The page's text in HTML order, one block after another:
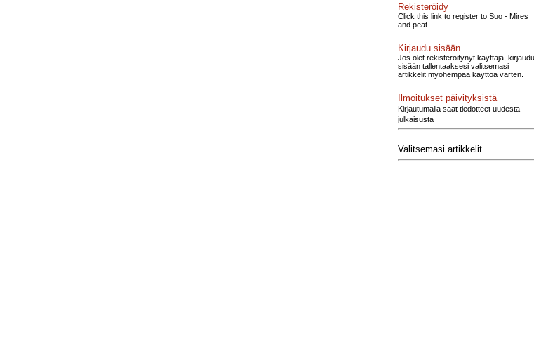
Rekisteröidy
Click this link to register to Suo - Mires
and peat.
Kirjaudu sisään
Jos olet rekisteröitynyt käyttäjä, kirjaudu
sisään tallentaaksesi valitsemasi
artikkelit myöhempää käyttöä varten.
Ilmoitukset päivityksistä
Kirjautumalla saat tiedotteet uudesta
julkaisusta
Valitsemasi artikkelit